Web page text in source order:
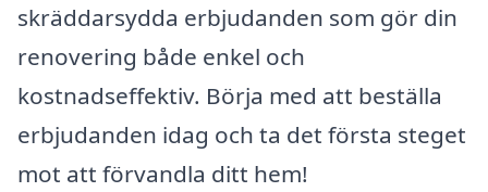
skräddarsydda erbjudanden som gör din
renovering både enkel och
kostnadseffektiv. Börja med att beställa
erbjudanden idag och ta det första steget
mot att förvandla ditt hem!